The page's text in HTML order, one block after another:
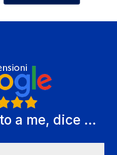
a me, dice ...